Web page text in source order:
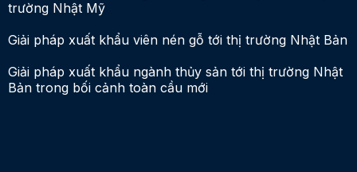
trường Nhật Mỹ
Giải pháp xuất khẩu viên nén gỗ tới thị trường Nhật Bản
Giải pháp xuất khẩu ngành thủy sản tới thị trường Nhật
Bản trong bối cảnh toàn cầu mới